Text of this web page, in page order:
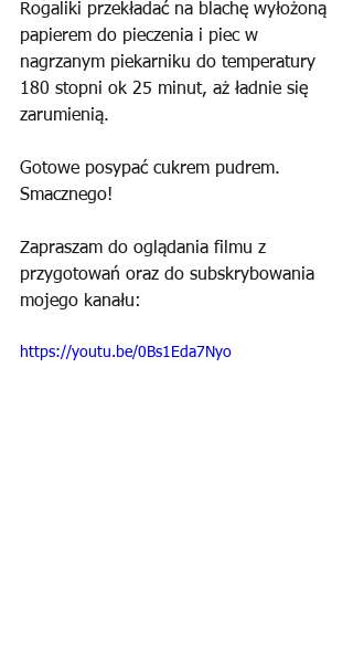
Rogaliki przekładać na blachę wyłożoną
papierem do pieczenia i piec w
nagrzanym piekarniku do temperatury
180 stopni ok 25 minut, aż ładnie się
zarumienią.
Gotowe posypać cukrem pudrem.
Smacznego!
Zapraszam do oglądania filmu z
przygotowań oraz do subskrybowania
mojego kanału:
https://youtu.be/0Bs1Eda7Nyo